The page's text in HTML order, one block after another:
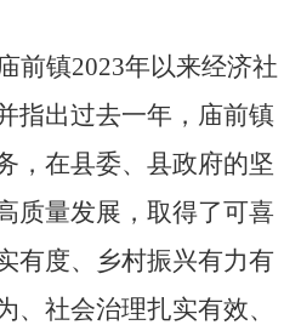
前镇2023年以来经济社
指出过去一年， 庙前镇
， 在县委、县政府的坚
质量发展，取得了可喜
有度、乡村振兴有力有
、社会治理扎实有效、